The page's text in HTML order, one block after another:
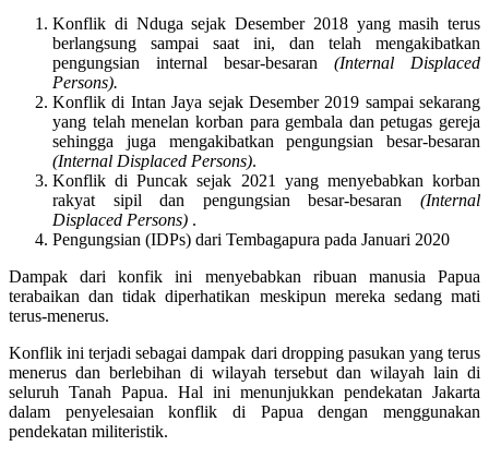
Konflik di Nduga sejak Desember 2018 yang masih terus
berlangsung sampai saat ini, dan telah mengakibatkan
pengungsian internal besar-besaran (Internal Displaced
Persons).
Konflik di Intan Jaya sejak Desember 2019 sampai sekarang
yang telah menelan korban para gembala dan petugas gereja
sehingga juga mengakibatkan pengungsian besar-besaran
(Internal Displaced Persons).
Konflik di Puncak sejak 2021 yang menyebabkan korban
rakyat sipil dan pengungsian besar-besaran (Internal
Displaced Persons) .
Pengungsian (IDPs) dari Tembagapura pada Januari 2020
Dampak dari konfik ini menyebabkan ribuan manusia Papua
terabaikan dan tidak diperhatikan meskipun mereka sedang mati
terus-menerus.
Konflik ini terjadi sebagai dampak dari dropping pasukan yang terus
menerus dan berlebihan di wilayah tersebut dan wilayah lain di
seluruh Tanah Papua. Hal ini menunjukkan pendekatan Jakarta
dalam penyelesaian konflik di Papua dengan menggunakan
pendekatan militeristik.